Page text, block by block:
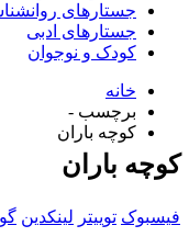
جستارهای
جستارهای ادبی
کودک و نوجوان
خانه
برچسب -
کوچه باران
کوچه باران
فیسبوک توییتر لینکدین